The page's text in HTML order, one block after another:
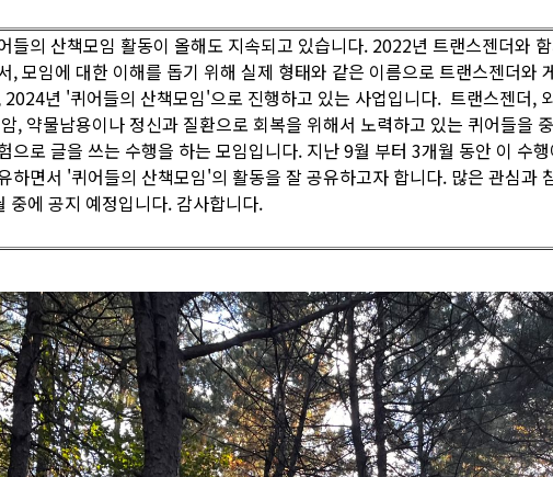
들의 산책모임 활동이 올해도 지속되고 있습니다. 2022년 트랜스젠더와
, 모임에 대한 이해를 돕기 위해 실제 형태와 같은 이름으로 트랜스젠더와
2024년 '퀴어들의 산책모임'으로 진행하고 있는 사업입니다. 트랜스젠더,
, 약물남용이나 정신과 질환으로 회복을 위해서 노력하고 있는 퀴어들을
으로 글을 쓰는 수행을 하는 모임입니다. 지난 9월 부터 3개월 동안 이 수
하면서 '퀴어들의 산책모임'의 활동을 잘 공유하고자 합니다. 많은 관심과
중에 공지 예정입니다. 감사합니다.